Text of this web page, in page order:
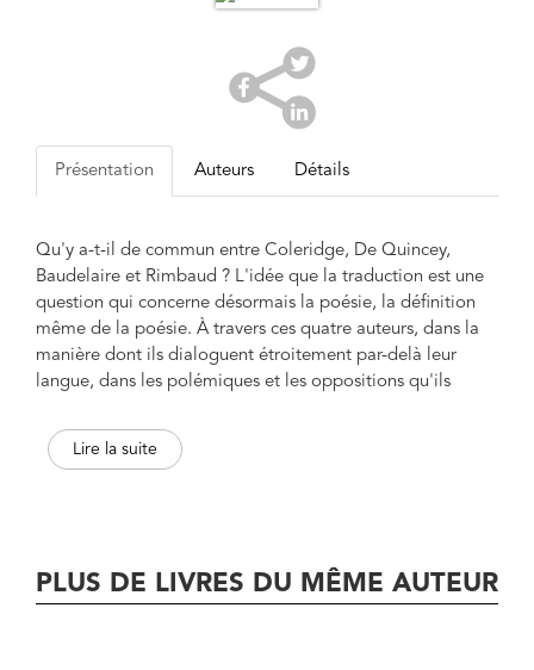
Présentation Auteurs Détails
Qu'y a-t-il de commun entre Coleridge, De Quincey,
Baudelaire et Rimbaud ? L'idée que la traduction est une
question qui concerne désormais la poésie, la définition
même de la poésie. À travers ces quatre auteurs, dans la
manière dont ils dialoguent étroitement par-delà leur
langue, dans les polémiques et les oppositions qu'ils
l'écriture se fait jour. Est-ce dans une seule langue que se
forme un style ? Qu'arrive-t-il à un poème lorsqu'il est
Lire la suite
PLUS DE LIVRES DU MÊME AUTEUR